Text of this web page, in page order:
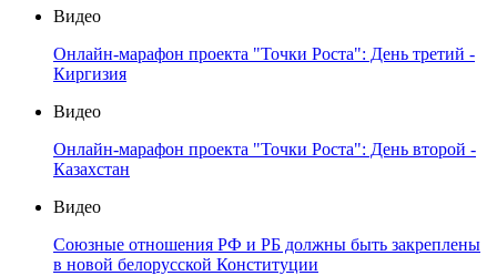
Видео
Онлайн-марафон проекта "Точки Роста": День третий -
Киргизия
Видео
Онлайн-марафон проекта "Точки Роста": День второй -
Казахстан
Видео
Союзные отношения РФ и РБ должны быть закреплены
в новой белорусской Конституции